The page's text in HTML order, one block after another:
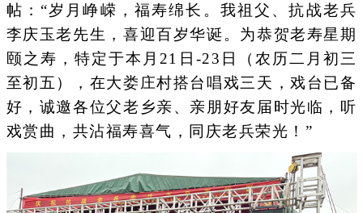
帖：“岁月峥嵘，福寿绵长。我祖父、抗战老兵
李庆玉老先生，喜迎百岁华诞。为恭贺老寿星期
颐之寿，特定于本月21日-23日（农历二月初三
至初五），在大娄庄村搭台唱戏三天，戏台已备
好，诚邀各位父老乡亲、亲朋好友届时光临，听
戏赏曲，共沾福寿喜气，同庆老兵荣光！”